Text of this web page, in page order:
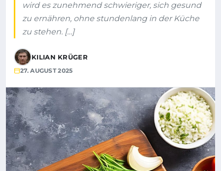
wird es zunehmend schwieriger, sich gesund
zu ernähren, ohne stundenlang in der Küche
zu stehen. […]
KILIAN KRÜGER
27. AUGUST 2025